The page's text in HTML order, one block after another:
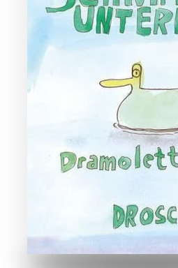
ZUM BUCH